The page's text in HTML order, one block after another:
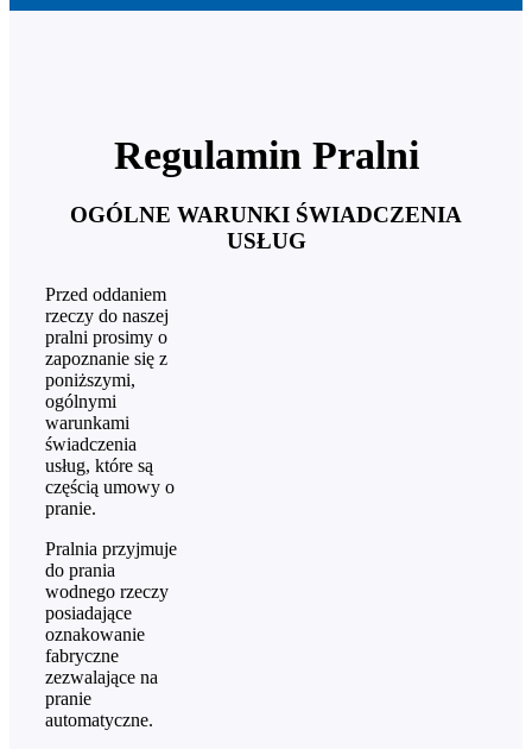
Regulamin Pralni
OGÓLNE WARUNKI ŚWIADCZENIA
USŁUG
Przed oddaniem
rzeczy do naszej
pralni prosimy o
zapoznanie się z
poniższymi,
ogólnymi
warunkami
świadczenia
usług, które są
częścią umowy o
pranie.
Pralnia przyjmuje
do prania
wodnego rzeczy
posiadające
oznakowanie
fabryczne
zezwalające na
pranie
automatyczne.